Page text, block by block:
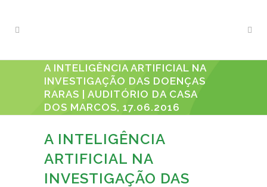
A INTELIGÊNCIA ARTIFICIAL NA
INVESTIGAÇÃO DAS DOENÇAS
RARAS | AUDITÓRIO DA CASA
DOS MARCOS, 17.06.2016
A INTELIGÊNCIA
ARTIFICIAL NA
INVESTIGAÇÃO DAS